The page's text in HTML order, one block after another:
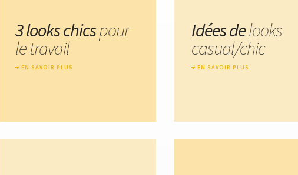
3 looks chicspour
le travail
EN SAVOIR PLUS
Idées delooks
casual/chic
EN SAVOIR PLUS